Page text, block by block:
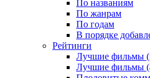
По названиям
По жанрам
По годам
В порядке
Рейтинги
Лучшие фильмы
Лучшие фильмы